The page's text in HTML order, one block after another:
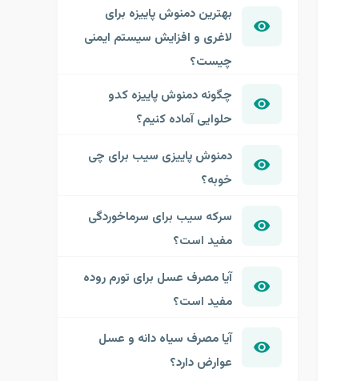
بهترین دمنوش پاییزه برای
لاغری و افزایش سیستم ایمنی
چیست؟
چگونه دمنوش پاییزه کدو
حلوایی آماده کنیم؟
دمنوش پاییزی سیب برای چی
خوبه؟
سرکه سیب برای سرماخوردگی
مفید است؟
آیا مصرف عسل برای تورم روده
مفید است؟
آیا مصرف سیاه دانه و عسل
عوارض دارد؟